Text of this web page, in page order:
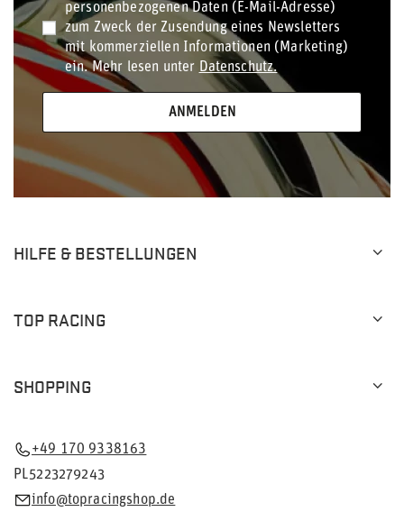
personenbezogenen Daten (E-Mail-Adresse)
zum Zweck der Zusendung eines Newsletters
mit kommerziellen Informationen (Marketing)
ein. Mehr lesen unter Datenschutz.
ANMELDEN
HILFE & BESTELLUNGEN
TOP RACING
SHOPPING
+49 170 9338163
PL5223279243
info@topracingshop.de